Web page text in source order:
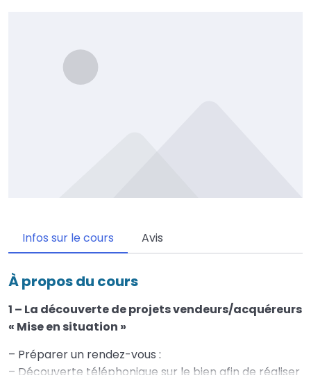
Infos sur le cours Avis
À propos du cours
1 – La découverte de projets vendeurs/acquéreurs
« Mise en situation »
– Préparer un rendez-vous :
– Découverte téléphonique sur le bien afin de réaliser